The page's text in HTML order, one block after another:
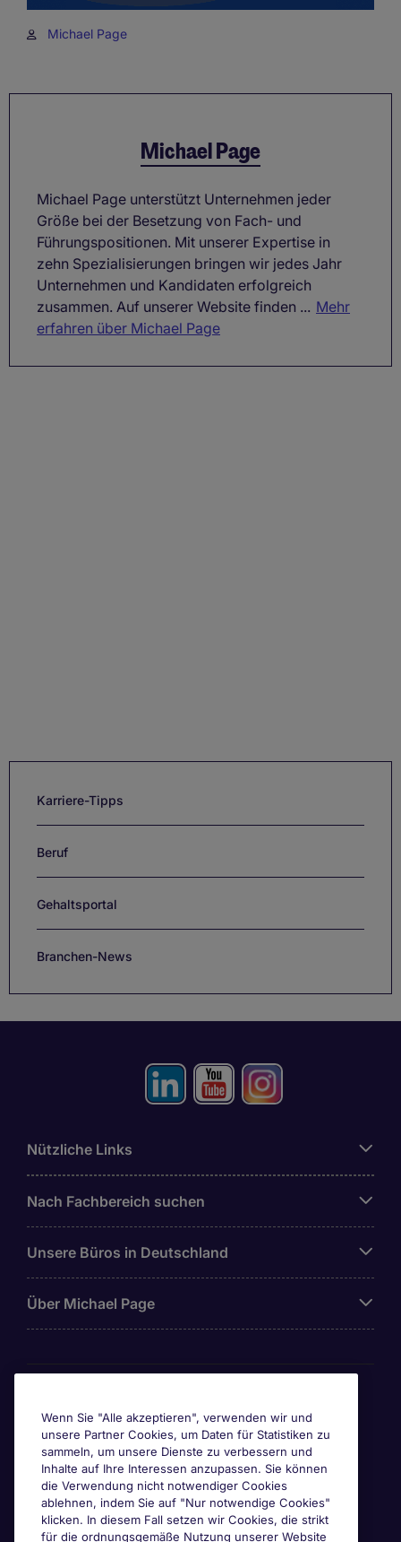
Michael Page
Michael Page
Michael Page unterstützt Unternehmen jeder
Größe bei der Besetzung von Fach- und
Führungspositionen. Mit unserer Expertise in
zehn Spezialisierungen bringen wir jedes Jahr
Unternehmen und Kandidaten erfolgreich
zusammen. Auf unserer Website finden ... Mehr
erfahren über Michael Page
Karriere-Tipps
Beruf
Gehaltsportal
Branchen-News
Nützliche Links
Nach Fachbereich suchen
Unsere Büros in Deutschland
Über Michael Page
Wenn Sie "Alle akzeptieren", verwenden wir und
unsere Partner Cookies, um Daten für Statistiken zu
sammeln, um unsere Dienste zu verbessern und
Inhalte auf Ihre Interessen anzupassen. Sie können
die Verwendung nicht notwendiger Cookies
ablehnen, indem Sie auf "Nur notwendige Cookies"
klicken. In diesem Fall setzen wir Cookies, die strikt
für die ordnungsgemäße Nutzung unserer Website